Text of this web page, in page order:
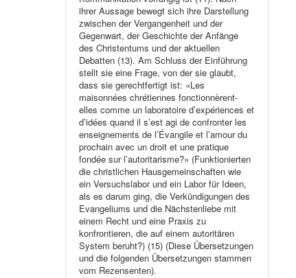
ihrer Aussage bewegt sich ihre Darstellung
zwischen der Vergangenheit und der
Gegenwart, der Geschichte der Anfänge
des Christentums und der aktuellen
Debatten (13). Am Schluss der Einführung
stellt sie eine Frage, von der sie glaubt,
dass sie gerechtfertigt ist: «Les
maisonnées chrétiennes fonctionnèrent-
elles comme un laboratoire d’expériences et
d’idées quand il s’est agi de confronter les
enseignements de l’Évangile et l’amour du
prochain avec un droit et une pratique
fondée sur l’autoritarisme?» (Funktionierten
die christlichen Hausgemeinschaften wie
ein Versuchslabor und ein Labor für Ideen,
als es darum ging, die Verkündigungen des
Evangeliums und die Nächstenliebe mit
einem Recht und eine Praxis zu
konfrontieren, die auf einem autoritären
System beruht?) (15) (Diese Übersetzungen
und die folgenden Übersetzungen stammen
vom Rezensenten).